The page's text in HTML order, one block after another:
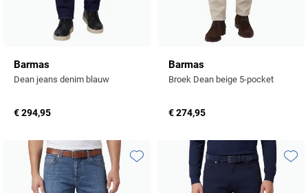
UBR
Vanguard
William Lockie
Barmas
Dean jeans denim blauw
€ 294,95
Barmas
Broek Dean beige 5-pocket
€ 274,95
Toevoegen aan favorieten